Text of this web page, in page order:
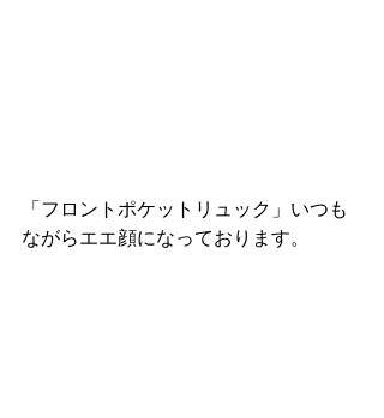
「フロントポケットリュック」いつも
ながらエエ顔になっております。